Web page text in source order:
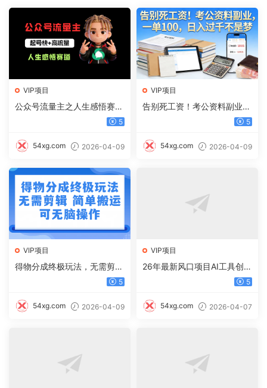
VIP项目
公众号流量主之人生感悟赛
道，起号快+高流量，单日阅5
54xg.com 2026-04-09
VIP项目
告别死工资！考公资料副业，
一单 100，日入过千不是梦 5
54xg.com 2026-04-09
VIP项目
得物分成终极玩法，无需剪
5
54xg.com 2026-04-09
VIP项目
26年最新风口项目AI工具创作
写小说，轻松实现日入1000+
5
54xg.com 2026-04-07